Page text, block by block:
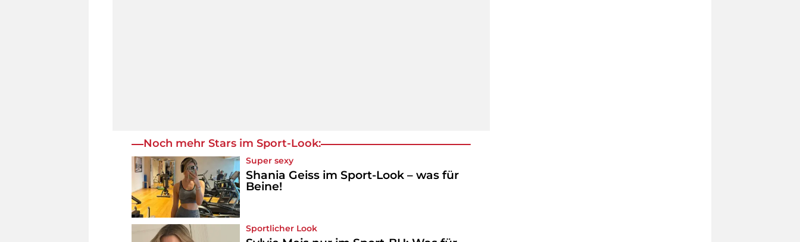
Noch mehr Stars im Sport-Look:
Super sexy
Shania Geiss im Sport-Look – was für
Beine!
Sportlicher Look